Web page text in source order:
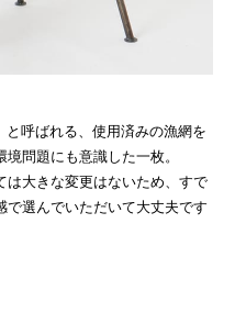
呼ばれる、使用済みの漁網を
問題にも意識した一枚。
は大きな変更はないため、すで
で選んでいただいて大丈夫です